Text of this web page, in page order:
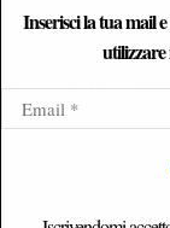
ETNICHOME
Inserisci la tua mail